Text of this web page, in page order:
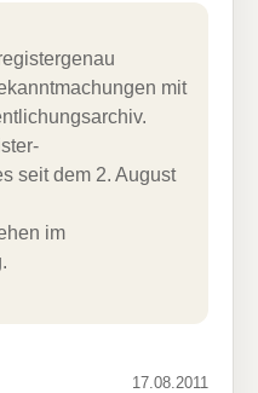
mit
seit dem 2. August
im
17.08.2011